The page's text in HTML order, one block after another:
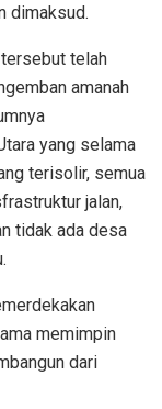
dimaksud.
telah
amanah
yang selama
terisolir, semua
jalan,
tidak ada desa
memimpin
dari